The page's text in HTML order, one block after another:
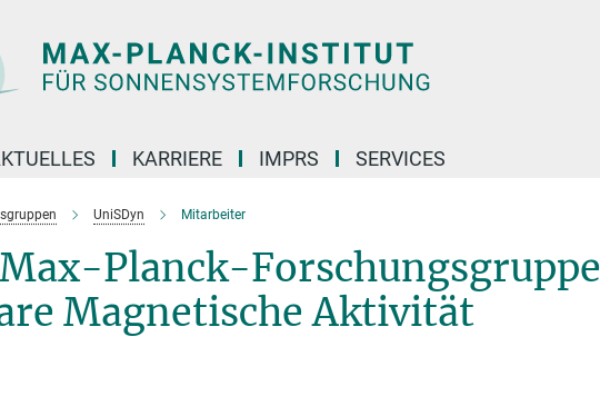
KARRIERE IMPRS SERVICES
UniSDyn Mitarbeiter
Planck-Forschungsgruppe
Magnetische Aktivität